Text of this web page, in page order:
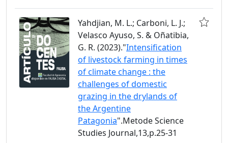
Yahdjian, M. L.; Carboni, L. J.;
Velasco Ayuso, S. & Oñatibia,
G. R. (2023)."Intensification
of livestock farming in times
of climate change : the
challenges of domestic
grazing in the drylands of
the Argentine
Patagonia".Metode Science
Studies Journal,13,p.25-31